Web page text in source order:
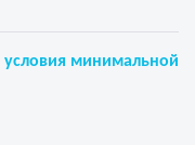
условия минимальной